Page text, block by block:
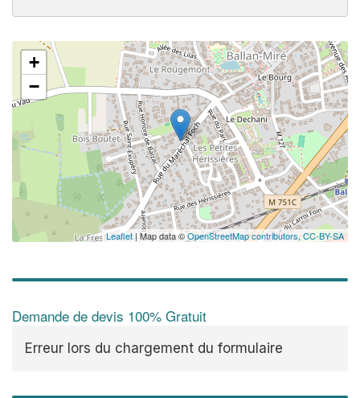
+
−
Leaflet| Map data ©OpenStreetMap contributors, CC-BY-SA
Demande de devis 100% Gratuit
Erreur lors du chargement du formulaire